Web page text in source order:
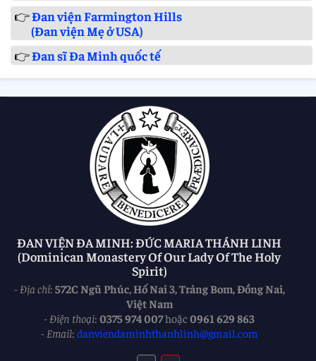
👉Đan viện Farmington Hills
(Đan viện Mẹ ở USA)
👉Đan sĩ Đa Minh quốc tế
ĐAN VIỆN ĐA MINH: ĐỨC MARIA THÁNH LINH
(Dominican Monastery Of Our Lady Of The Holy
Spirit)
- Địa chỉ: 572C Ngũ Phúc, Hố Nai 3, Trảng Bom, Đồng Nai,
Việt Nam
- Điện thoại: 0375 974 007hoặc0961 629 863
- Email: danviendaminhthanhlinh@gmail.com